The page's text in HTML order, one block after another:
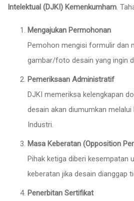
Intelektual (DJKI) Kemenkumham.
Mengajukan Permohonan
Pemohon mengisi formulir dan
gambar/foto desain yang ingin
Pemeriksaan Administratif
DJKI memeriksa kelengkapan
desain akan diumumkan melalui
Industri.
Masa Keberatan (Opposition
Pihak ketiga diberi kesempatan
keberatan jika desain dianggap
Penerbitan Sertifikat